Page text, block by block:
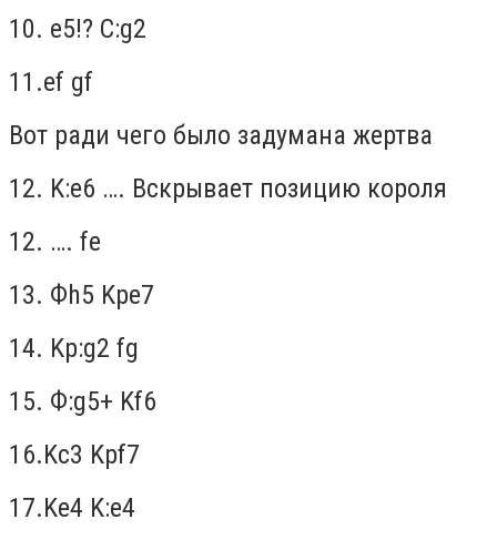
10. e5!? C:g2
11.ef gf
Вот ради чего было задумана жертва
12. K:e6 …. Вскрывает позицию короля
12. …. fe
13. Фh5 Kpe7
14. Kp:g2 fg
15. Ф:g5+ Kf6
16.Kc3 Kpf7
17.Ke4 K:e4